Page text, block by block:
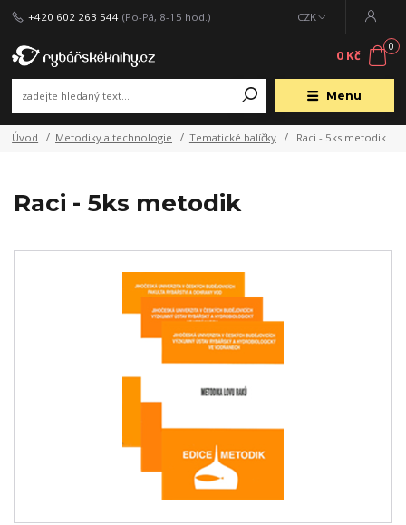
Menu
CZK
+420 602 263 544 (Po-Pá, 8-15 hod.)
0
0 Kč
Úvod Metodiky a technologie Tematické balíčky Raci - 5ks metodik
Raci - 5ks metodik